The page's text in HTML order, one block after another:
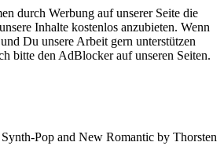
durch Werbung auf unserer Seite die
Inhalte kostenlos anzubieten. Wenn
Du unsere Arbeit gern unterstützen
bitte den AdBlocker auf unseren Seiten.
Pop and New Romantic by Thorsten